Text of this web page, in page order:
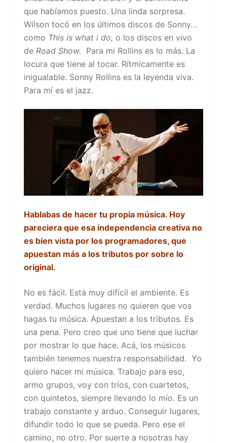
que habíamos puesto. Una linda sorpresa.
Wilson tocó en los últimos discos de Sonny…
como This is what i do, o los discos en vivo
de Road Show. Para mi Rollins es lo más. La
locura que tiene al tocar. Rítmicamente es
inigualable. Sonny Rollins es la leyenda viva.
Para mí es el jazz.
Hablabas de hacer tu propia música. Hoy
pareciera que esa independencia creativa no
es bien vista por los programadores, que
apuestan más a los tributos por sobre lo
original.
No es fácil. Está muy difícil el ambiente. Es
verdad. Muchos lugares no quieren que vos
hagas tu música. Apuestan a los tributos. Es
una pena. Pero creo que uno tiene que luchar
por mostrar lo que hace. Acá, los músicos
también tenemos nuestra responsabilidad. Yo
quiero hacer mi música. Trabajo para eso,
armo grupos, voy con tríos, con cuartetos,
con quintetos, siempre llevando lo mío. Es un
trabajo constante y arduo. Conseguir lugares,
difundir todo lo que se pueda. Pero ese el
camino, no otro. Por suerte a nosotras hay